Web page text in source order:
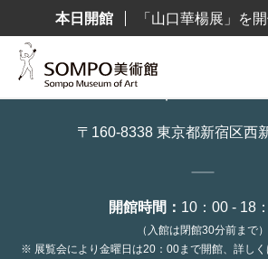
テ
本日開館 「山口華楊展」を
〒160-8338 東京都新宿区西
開館時間： 10：00 - 18
（入館は閉館30分前まで）
※ 展覧会により金曜日は20：00まで開館、詳し